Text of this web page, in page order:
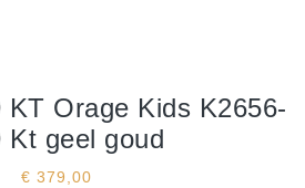
Orage Kids K2656-
Kt geel goud
€ 379,00